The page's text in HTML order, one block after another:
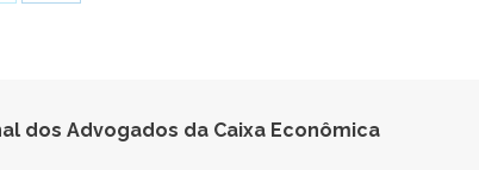
dos Advogados da Caixa Econômica